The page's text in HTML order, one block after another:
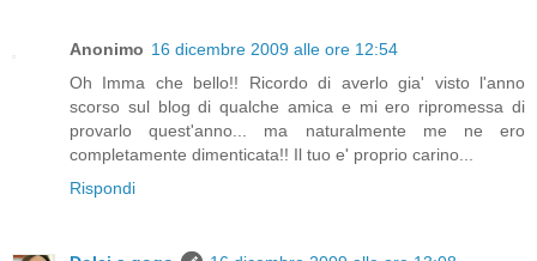
Anonimo 16 dicembre 2009 alle ore 12:54
Oh Imma che bello!! Ricordo di averlo gia' visto l'anno
scorso sul blog di qualche amica e mi ero ripromessa di
provarlo quest'anno... ma naturalmente me ne ero
completamente dimenticata!! Il tuo e' proprio carino...
Rispondi